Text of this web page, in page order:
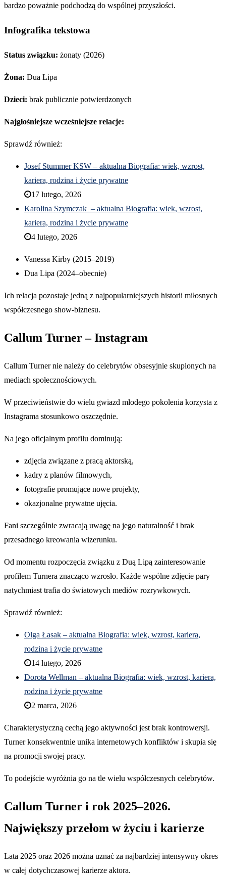
bardzo poważnie podchodzą do wspólnej przyszłości.
Infografika tekstowa
Status związku: żonaty (2026)
Żona: Dua Lipa
Dzieci: brak publicznie potwierdzonych
Najgłośniejsze wcześniejsze relacje:
Sprawdź również:
Josef Stummer KSW – aktualna Biografia: wiek, wzrost,
kariera, rodzina i życie prywatne
17 lutego, 2026
Karolina Szymczak – aktualna Biografia: wiek, wzrost,
kariera, rodzina i życie prywatne
4 lutego, 2026
Vanessa Kirby (2015–2019)
Dua Lipa (2024–obecnie)
Ich relacja pozostaje jedną z najpopularniejszych historii miłosnych
współczesnego show-biznesu.
Callum Turner – Instagram
Callum Turner nie należy do celebrytów obsesyjnie skupionych na
mediach społecznościowych.
W przeciwieństwie do wielu gwiazd młodego pokolenia korzysta z
Instagrama stosunkowo oszczędnie.
Na jego oficjalnym profilu dominują:
zdjęcia związane z pracą aktorską,
kadry z planów filmowych,
fotografie promujące nowe projekty,
okazjonalne prywatne ujęcia.
Fani szczególnie zwracają uwagę na jego naturalność i brak
przesadnego kreowania wizerunku.
Od momentu rozpoczęcia związku z Duą Lipą zainteresowanie
profilem Turnera znacząco wzrosło. Każde wspólne zdjęcie pary
natychmiast trafia do światowych mediów rozrywkowych.
Sprawdź również:
Olga Łasak – aktualna Biografia: wiek, wzrost, kariera,
rodzina i życie prywatne
14 lutego, 2026
Dorota Wellman – aktualna Biografia: wiek, wzrost, kariera,
rodzina i życie prywatne
2 marca, 2026
Charakterystyczną cechą jego aktywności jest brak kontrowersji.
Turner konsekwentnie unika internetowych konfliktów i skupia się
na promocji swojej pracy.
To podejście wyróżnia go na tle wielu współczesnych celebrytów.
Callum Turner i rok 2025–2026.
Największy przełom w życiu i karierze
Lata 2025 oraz 2026 można uznać za najbardziej intensywny okres
w całej dotychczasowej karierze aktora.